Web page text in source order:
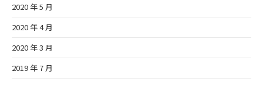
2020 年 5 月
2020 年 4 月
2020 年 3 月
2019 年 7 月